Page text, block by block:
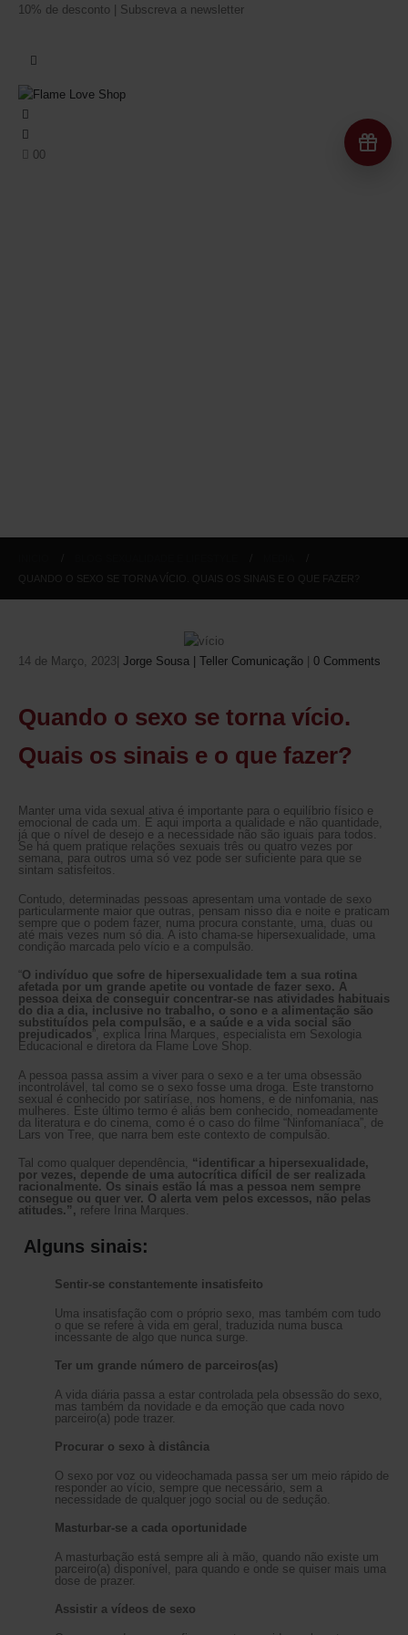
10% de desconto | Subscreva a newsletter
00
QUANDO O SEXO SE TORNA VÍCIO. QUAIS OS SINAIS E O QUE FAZER?
14 de Março, 2023 Jorge Sousa | Teller Comunicação 0 Comments
Quando o sexo se torna vício.
Quais os sinais e o que fazer?
Manter uma vida sexual ativa é importante para o equilíbrio físico e
emocional de cada um. E aqui importa a qualidade e não quantidade,
já que o nível de desejo e a necessidade não são iguais para todos.
Se há quem pratique relações sexuais três ou quatro vezes por
semana, para outros uma só vez pode ser suficiente para que se
sintam satisfeitos.
Contudo, determinadas pessoas apresentam uma vontade de sexo
particularmente maior que outras, pensam nisso dia e noite e praticam
sempre que o podem fazer, numa procura constante, uma, duas ou
até mais vezes num só dia. A isto chama-se hipersexualidade, uma
condição marcada pelo vício e a compulsão.
“O indivíduo que sofre de hipersexualidade tem a sua rotina
afetada por um grande apetite ou vontade de fazer sexo. A
pessoa deixa de conseguir concentrar-se nas atividades habituais
do dia a dia, inclusive no trabalho, o sono e a alimentação são
substituídos pela compulsão, e a saúde e a vida social são
prejudicados”, explica Irina Marques, especialista em Sexologia
Educacional e diretora da Flame Love Shop.
A pessoa passa assim a viver para o sexo e a ter uma obsessão
incontrolável, tal como se o sexo fosse uma droga. Este transtorno
sexual é conhecido por satiríase, nos homens, e de ninfomania, nas
mulheres. Este último termo é aliás bem conhecido, nomeadamente
da literatura e do cinema, como é o caso do filme “Ninfomaníaca”, de
Lars von Tree, que narra bem este contexto de compulsão.
Tal como qualquer dependência, “identificar a hipersexualidade,
por vezes, depende de uma autocrítica difícil de ser realizada
racionalmente. Os sinais estão lá mas a pessoa nem sempre
consegue ou quer ver. O alerta vem pelos excessos, não pelas
atitudes.”, refere Irina Marques.
Alguns sinais:
Sentir-se constantemente insatisfeito
Uma insatisfação com o próprio sexo, mas também com tudo
o que se refere à vida em geral, traduzida numa busca
incessante de algo que nunca surge.
Ter um grande número de parceiros(as)
A vida diária passa a estar controlada pela obsessão do sexo,
mas também da novidade e da emoção que cada novo
parceiro(a) pode trazer.
Procurar o sexo à distância
O sexo por voz ou videochamada passa ser um meio rápido de
responder ao vício, sempre que necessário, sem a
necessidade de qualquer jogo social ou de sedução.
Masturbar-se a cada oportunidade
A masturbação está sempre ali à mão, quando não existe um
parceiro(a) disponível, para quando e onde se quiser mais uma
dose de prazer.
Assistir a vídeos de sexo